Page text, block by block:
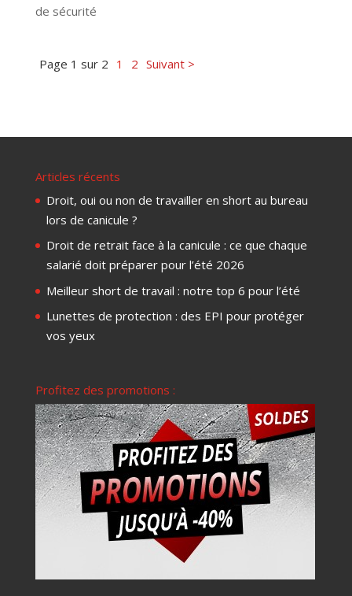
de sécurité
Page 1 sur 2 1 2 Suivant >
Articles récents
Droit, oui ou non de travailler en short au bureau
lors de canicule ?
Droit de retrait face à la canicule : ce que chaque
salarié doit préparer pour l’été 2026
Meilleur short de travail : notre top 6 pour l’été
Lunettes de protection : des EPI pour protéger
vos yeux
Profitez des promotions :